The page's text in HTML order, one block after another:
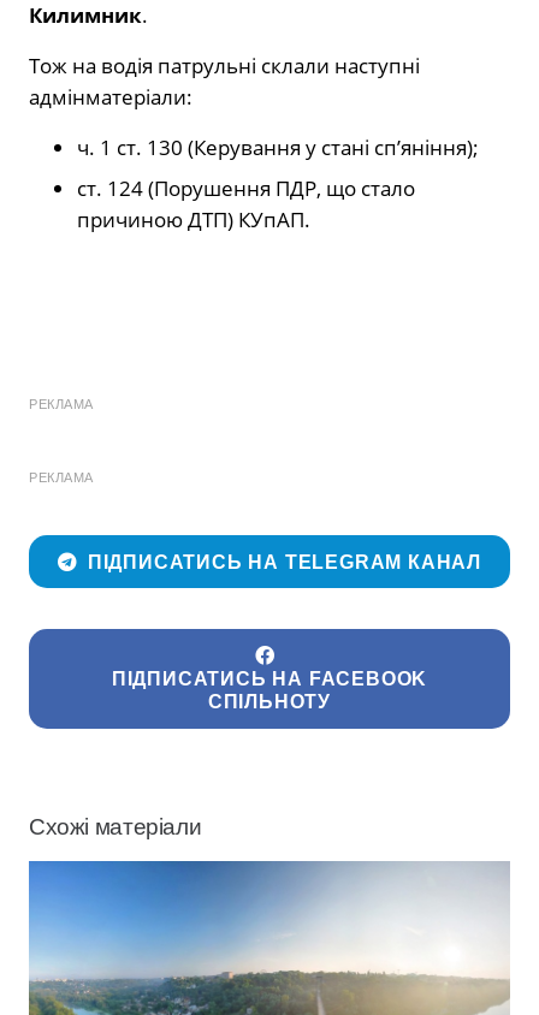
Килимник.
Тож на водія патрульні склали наступні
адмінматеріали:
ч. 1 ст. 130 (Керування у стані сп’яніння);
ст. 124 (Порушення ПДР, що стало
причиною ДТП) КУпАП.
РЕКЛАМА
РЕКЛАМА
ПІДПИСАТИСЬ НА TELEGRAM КАНАЛ
ПІДПИСАТИСЬ НА FACEBOOK
СПІЛЬНОТУ
Схожі матеріали